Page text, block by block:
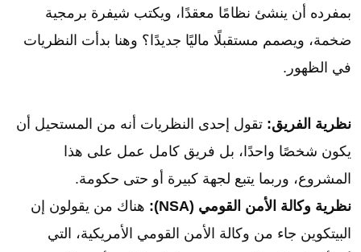
بمفرده أن ينشئ نظامًا معقدًا، ويكتب شيفرة برمجية
ضخمة، ويصمم مستقبلًا ماليًا جديدًا؟ وهنا بدأت النظريات
في الظهور.
نظرية الفريق: تقول إحدى النظريات أنه من المستحيل أن
يكون شخصًا واحدًا، بل فريق كامل عمل على هذا
المشروع، وربما يتبع لجهة كبيرة أو حتى حكومة.
نظرية وكالة الأمن القومي (NSA):
هناك من يقولون إن
البيتكوين جاء من وكالة الأمن القومي الأمريكية، التي